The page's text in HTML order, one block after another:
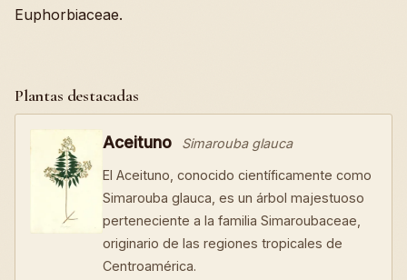
Euphorbiaceae.
Plantas destacadas
Aceituno Simarouba glauca
El Aceituno, conocido científicamente como
Simarouba glauca, es un árbol majestuoso
perteneciente a la familia Simaroubaceae,
originario de las regiones tropicales de
Centroamérica.